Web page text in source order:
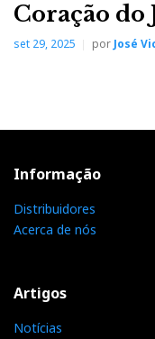
Coração do
set 29, 2025 por José
Informação
Distribuidores
Acerca de nós
Artigos
Notícias